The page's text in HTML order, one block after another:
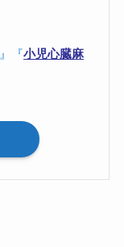
』 『小児心臓麻